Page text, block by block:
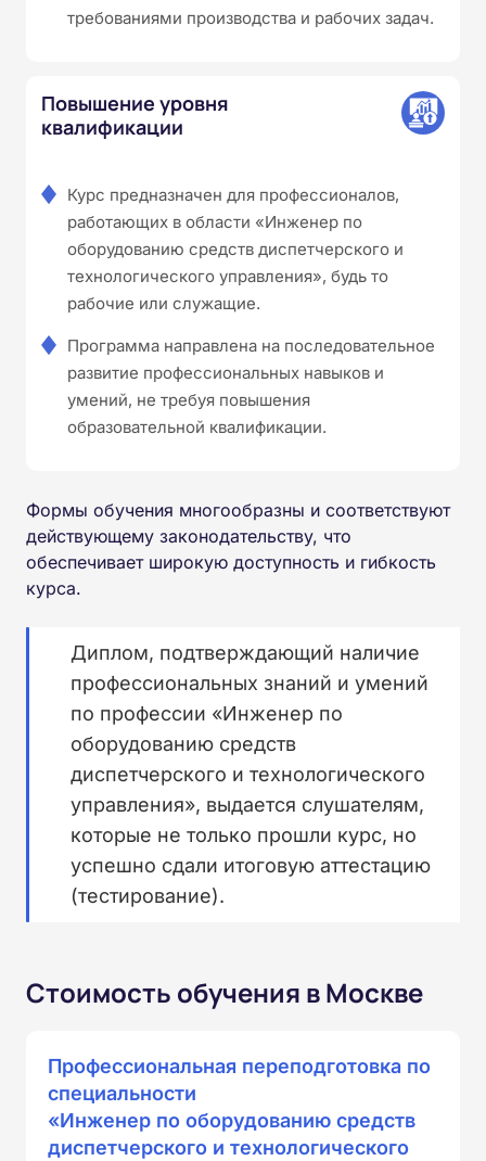
требованиями производства и рабочих задач.
Повышение уровня
квалификации
Курс предназначен для профессионалов,
работающих в области «Инженер по
оборудованию средств диспетчерского и
технологического управления», будь то
рабочие или служащие.
Программа направлена на последовательное
развитие профессиональных навыков и
умений, не требуя повышения
образовательной квалификации.
Формы обучения многообразны и соответствуют
действующему законодательству, что
обеспечивает широкую доступность и гибкость
курса.
Диплом, подтверждающий наличие
профессиональных знаний и умений
по профессии «Инженер по
оборудованию средств
диспетчерского и технологического
управления», выдается слушателям,
которые не только прошли курс, но
успешно сдали итоговую аттестацию
(тестирование).
Стоимость обучения в Москве
Профессиональная переподготовка по
специальности
«Инженер по оборудованию средств
диспетчерского и технологического